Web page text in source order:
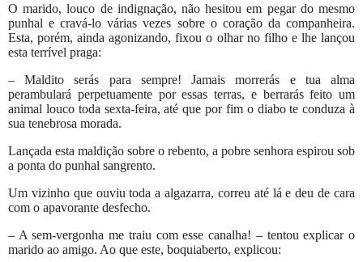
O marido, louco de indignação, não hesitou em pegar do mesmo
punhal e cravá-lo várias vezes sobre o coração da companheira.
Esta, porém, ainda agonizando, fixou o olhar no filho e lhe lançou
esta terrível praga:
– Maldito serás para sempre! Jamais morrerás e tua alma
perambulará perpetuamente por essas terras, e berrarás feito um
animal louco toda sexta-feira, até que por fim o diabo te conduza à
sua tenebrosa morada.
Lançada esta maldição sobre o rebento, a pobre senhora espirou sob
a ponta do punhal sangrento.
Um vizinho que ouviu toda a algazarra, correu até lá e deu de cara
com o apavorante desfecho.
– A sem-vergonha me traiu com esse canalha! – tentou explicar o
marido ao amigo. Ao que este, boquiaberto, explicou: